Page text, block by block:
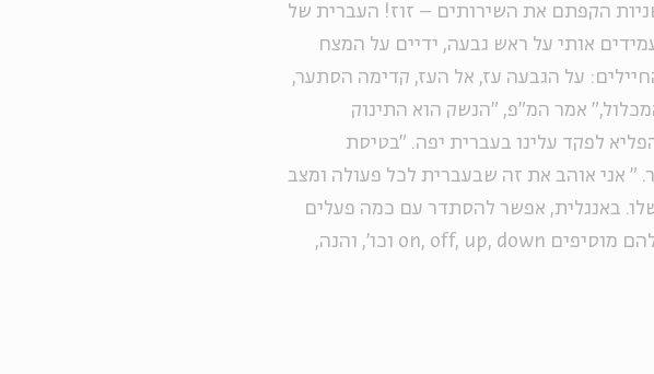
השפה נעשתה מכוערת. 20 שניות הקפתם את השירותים – זוז! העברית של
אותי על ראש גבעה, ידיים על המצח
על הגבעה עז, אל העז, קדימה הסתער,
אמר המ"פ, "הנשק הוא התינוק
לפקד עלינו בעברית יפה. "בטיסת
" אני אוהב את זה שבעברית לכל פעולה ומצב
באנגלית, אפשר להסתדר עם כמה פעלים
בסיסיים: put, get, go, run וכו', ולהם מוסיפים on, off, up, down וכו', והנה,